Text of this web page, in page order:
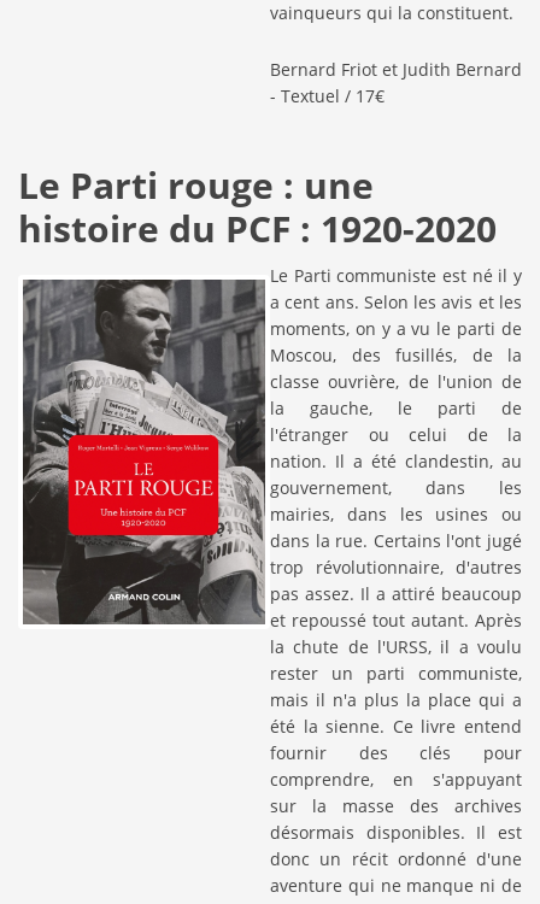
vainqueurs qui la constituent.
Bernard Friot et Judith Bernard
- Textuel / 17€
Le Parti rouge : une
histoire du PCF : 1920-2020
Le Parti communiste est né il y
a cent ans. Selon les avis et les
moments, on y a vu le parti de
Moscou, des fusillés, de la
classe ouvrière, de l'union de
la gauche, le parti de
l'étranger ou celui de la
nation. Il a été clandestin, au
gouvernement, dans les
mairies, dans les usines ou
dans la rue. Certains l'ont jugé
trop révolutionnaire, d'autres
pas assez. Il a attiré beaucoup
et repoussé tout autant. Après
la chute de l'URSS, il a voulu
rester un parti communiste,
mais il n'a plus la place qui a
été la sienne. Ce livre entend
fournir des clés pour
comprendre, en s'appuyant
sur la masse des archives
désormais disponibles. Il est
donc un récit ordonné d'une
aventure qui ne manque ni de